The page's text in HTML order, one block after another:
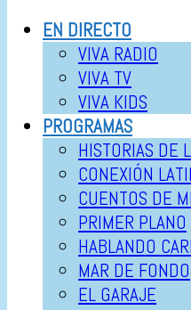
EN DIRECTO
VIVA RADIO
VIVA TV
VIVA KIDS
PROGRAMAS
HISTORIAS DE
CONEXIÓN
CUENTOS DE
PRIMER PLANO
HABLANDO
MAR DE FONDO
EL GARAJE